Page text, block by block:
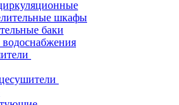
шкафы
баки